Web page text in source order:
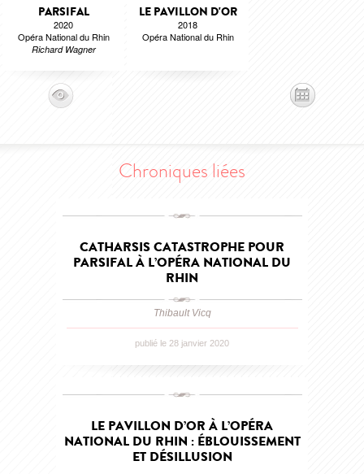
PARSIFAL
2020
Opéra National du Rhin
Richard Wagner
LE PAVILLON D'OR
2018
Opéra National du Rhin
Chroniques liées
CATHARSIS CATASTROPHE POUR
PARSIFAL À L’OPÉRA NATIONAL DU
RHIN
Thibault Vicq
publié le 28 janvier 2020
LE PAVILLON D’OR À L’OPÉRA
NATIONAL DU RHIN : ÉBLOUISSEMENT
ET DÉSILLUSION